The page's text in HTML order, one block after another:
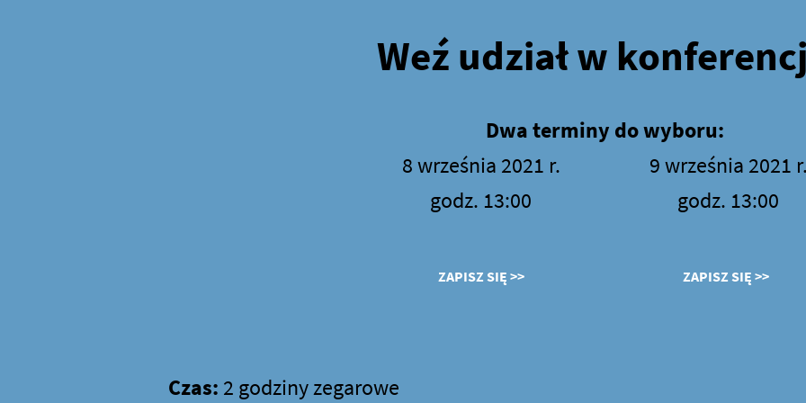
Weź udział w
Dwa terminy do wyboru:
8 września 2021 r.
godz. 13:00
ZAPISZ SIĘ >>
9 września 2021
godz. 13:00
ZAPISZ SIĘ >>
Czas: 2 godziny zegarowe